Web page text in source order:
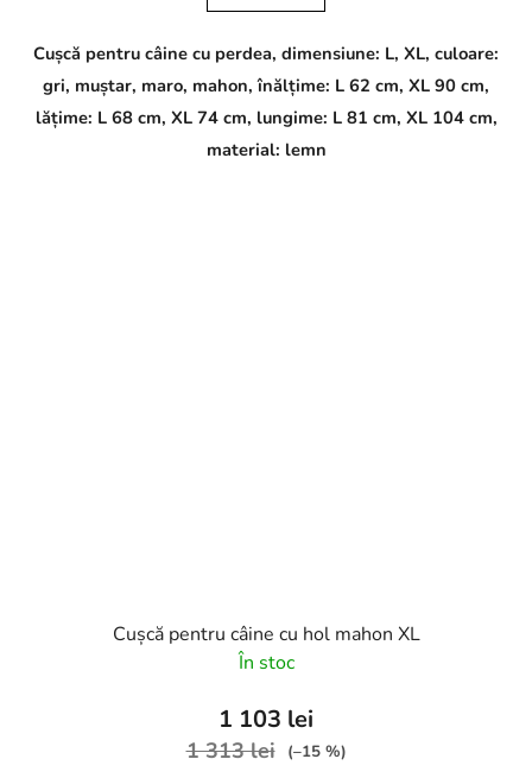
Cușcă pentru câine cu perdea, dimensiune: L, XL, culoare:
gri, muștar, maro, mahon, înălțime: L 62 cm, XL 90 cm,
lățime: L 68 cm, XL 74 cm, lungime: L 81 cm, XL 104 cm,
material: lemn
Cușcă pentru câine cu hol mahon XL
În stoc
1 103 lei
1 313 lei (–15 %)